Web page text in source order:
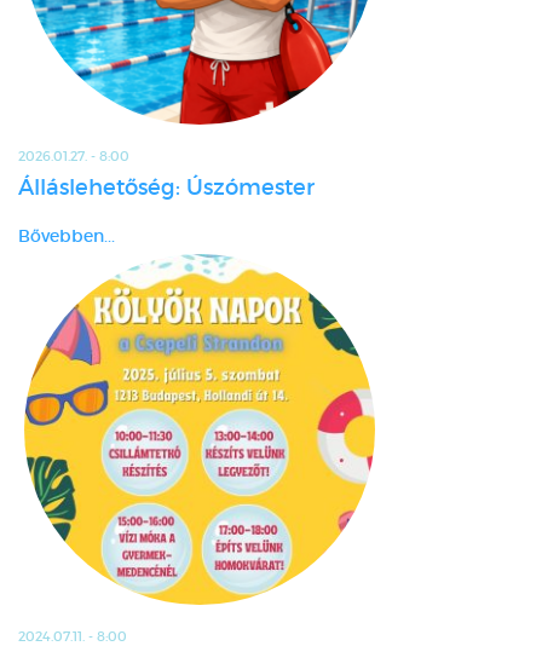
2026.01.27. - 8:00
Álláslehetőség: Úszómester
Bővebben...
2024.07.11. - 8:00